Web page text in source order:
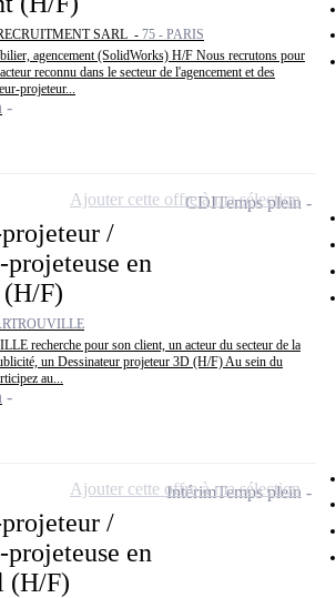
SARL - 75 - PARIS
agencement (SolidWorks) H/F Nous recrutons pour
reconnu dans le secteur de l'agencement et des
projeteur...
/
en
F)
recherche pour son client, un acteur du secteur de la
un Dessinateur projeteur 3D (H/F) Au sein du
au...
CDITemps plein
Ajouter cette offre à ma sélection
/
en
(H/F)
IntérimTemps plein
Ajouter cette offre à ma sélection